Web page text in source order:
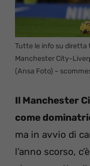
Tutte le info su diretta
Manchester City-
(Ansa Foto) –
Il Manchester
come
ma in avvio di
l’anno scorso,